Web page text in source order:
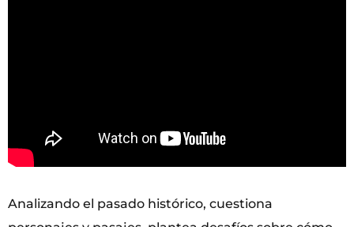
Analizando el pasado histórico, cuestiona